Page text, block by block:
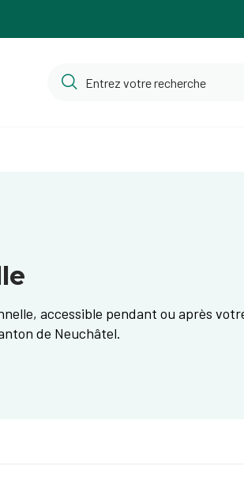
accessible pendant ou après
de Neuchâtel.